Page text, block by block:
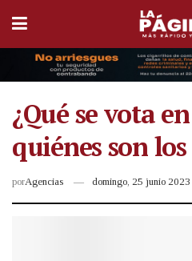
¿Qué se vota
quiénes son
porAgencias domingo, 25 junio